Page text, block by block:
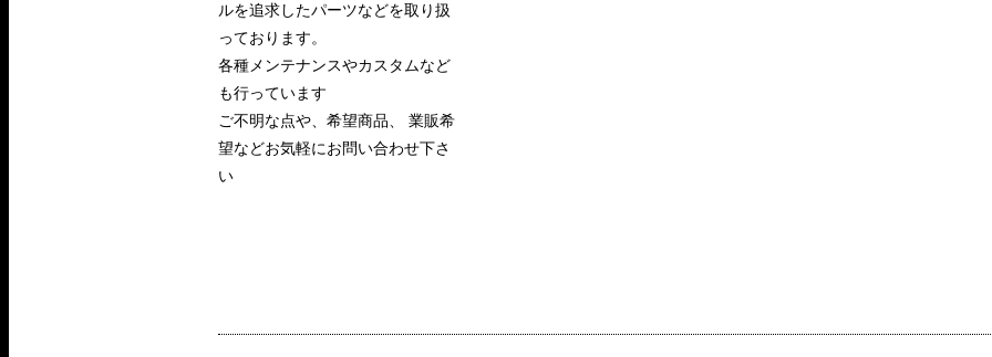
ルを追求したパーツなどを取り扱
っております。
各種メンテナンスやカスタムなど
も行っています
ご不明な点や、希望商品、 業販希
望などお気軽にお問い合わせ下さ
い